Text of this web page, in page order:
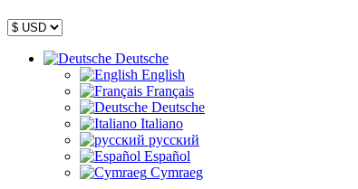
Deutsche
English
Français
Deutsche
Italiano
русский
Español
Cymraeg